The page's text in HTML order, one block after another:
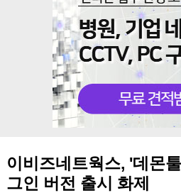
이비즈네트웍스, '데몬
그인 버전 출시 화제